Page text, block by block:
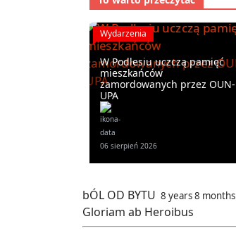
Wydarzenia
W Podlesiu uczczą pamięć
mieszkańców
zamordowanych przez OUN-
UPA
06 sierpień 2026
bÓL OD BYTU 8 years 8 months
Gloriam ab Heroibus